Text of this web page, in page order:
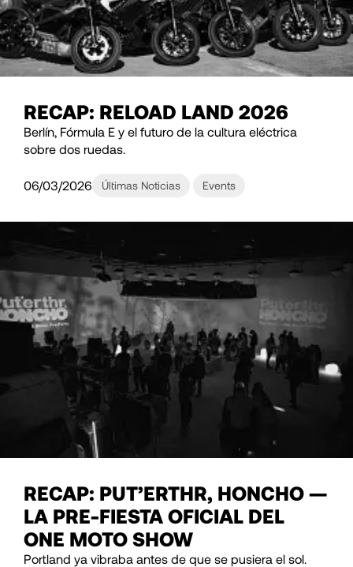
RECAP: RELOAD LAND 2026
Berlín, Fórmula E y el futuro de la cultura eléctrica
sobre dos ruedas.
06/03/2026 Últimas Noticias Events
RECAP: PUT’ERTHR, HONCHO —
LA PRE-FIESTA OFICIAL DEL
ONE MOTO SHOW
Portland ya vibraba antes de que se pusiera el sol.